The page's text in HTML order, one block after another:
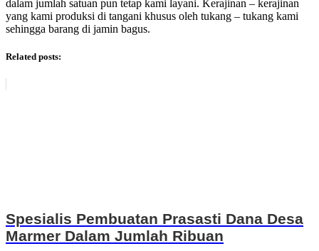
dalam jumlah satuan pun tetap kami layani. Kerajinan – kerajinan
yang kami produksi di tangani khusus oleh tukang – tukang kami
sehingga barang di jamin bagus.
Related posts:
Spesialis Pembuatan Prasasti Dana Desa
Marmer Dalam Jumlah Ribuan